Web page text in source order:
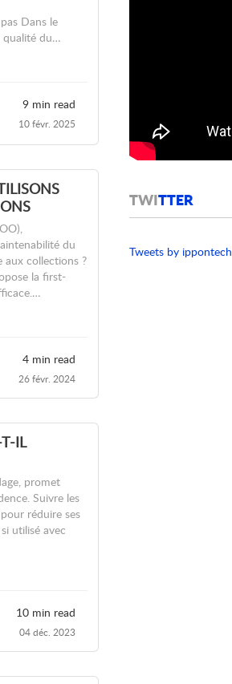
Dans le
qualité du…
9 min read
10 févr. 2025
du
aux collections ?
la first-
4 min read
26 févr. 2024
IL
promet
Suivre les
réduire ses
utilisé avec
10 min read
04 déc. 2023
TWITTER
Tweets by ippontech